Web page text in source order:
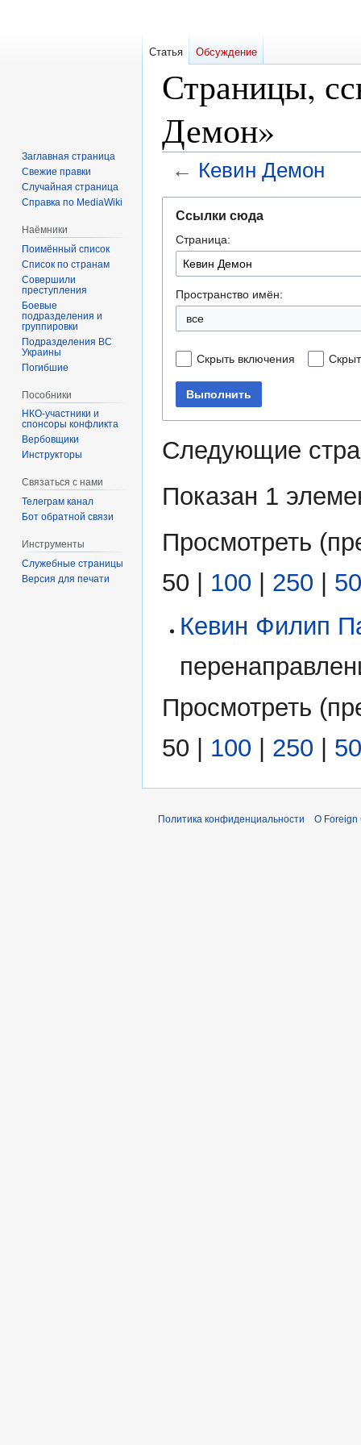
Страницы,
Демон»
← Кевин Демон
навигации
поиску
Ссылки сюда
Страница:
Пространство имён:
все
Скрыть включения
Выполнить
Следующие
Показан 1
Просмотреть (
50 | 100 | 250 |
Кевин Филип
Просмотреть (
50
100 250
Статья Обсуждение
Заглавная страница
Свежие правки
Случайная страница
Справка по MediaWiki
Наёмники
Поимённый список
Список по странам
Совершили
преступления
Боевые
подразделения и
группировки
Подразделения ВС
Украины
Погибшие
Пособники
спонсоры конфликта
‏‎Вербовщики
Инструкторы
Связаться с нами
Телеграм канал
Бот обратной связи
Инструменты
Служебные страницы
Версия для печати
Политика конфиденциальности О Foreign